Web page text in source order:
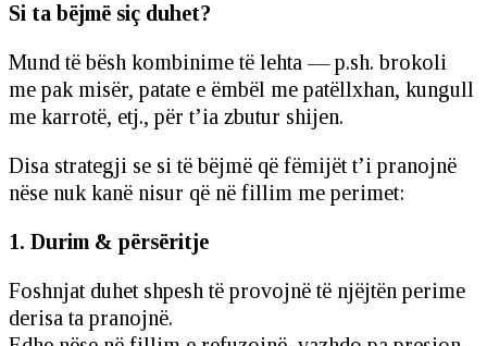
Si ta bëjmë siç duhet?
Mund të bësh kombinime të lehta — p.sh. brokoli
me pak misër, patate e ëmbël me patëllxhan, kungull
me karrotë, etj., për t’ia zbutur shijen.
Disa strategji se si të bëjmë që fëmijët t’i pranojnë
nëse nuk kanë nisur që në fillim me perimet:
1. Durim & përsëritje
Foshnjat duhet shpesh të provojnë të njëjtën perime
derisa ta pranojnë.